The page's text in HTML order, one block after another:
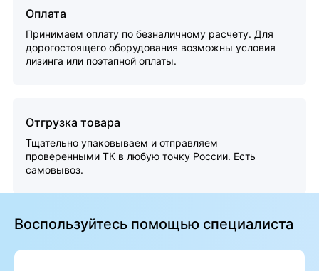
Оплата
Принимаем оплату по безналичному расчету. Для
дорогостоящего оборудования возможны условия
лизинга или поэтапной оплаты.
Отгрузка товара
Тщательно упаковываем и отправляем
проверенными ТК в любую точку России. Есть
самовывоз.
Воспользуйтесь помощью специалиста